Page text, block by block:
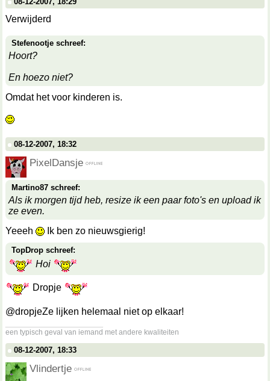
Verwijderd
Stefenootje schreef:
Hoort?
En hoezo niet?
Omdat het voor kinderen is.
08-12-2007, 18:32
PixelDansje
Martino87 schreef:
Als ik morgen tijd heb, resize ik een paar foto's en upload ik
ze even.
Yeeeh
Ik ben zo nieuwsgierig!
TopDrop schreef:
Hoi
Dropje
@dropjeZe lijken helemaal niet op elkaar!
een typisch geval van iemand met andere kwaliteiten
08-12-2007, 18:33
Vlindertje